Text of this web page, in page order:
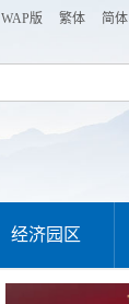
WAP版 繁体 简体
经济园区